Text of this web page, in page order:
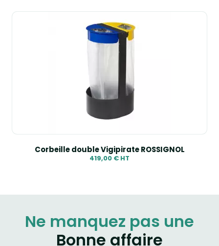
Corbeille double Vigipirate ROSSIGNOL
419,00 € HT
Ne manquez pas une
Bonne affaire